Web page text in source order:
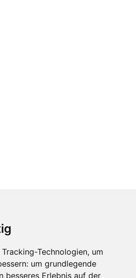
Technologien, um
um grundlegende
besseres Erlebnis auf der
Newsletter
Neuigkeiten und
zu Themen rund um die